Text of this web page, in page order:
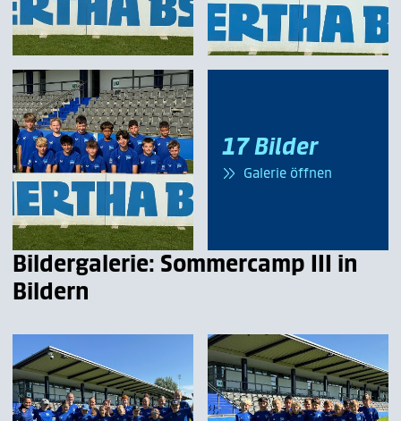
17 Bilder
Galerie öffnen
Bildergalerie: Sommercamp III in
Bildern